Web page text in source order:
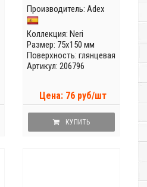
Производитель: Adex
Коллекция: Neri
Размер: 75x150 мм
Поверхность: глянцевая
Артикул: 206796
Цена: 76 руб/шт
КУПИТЬ